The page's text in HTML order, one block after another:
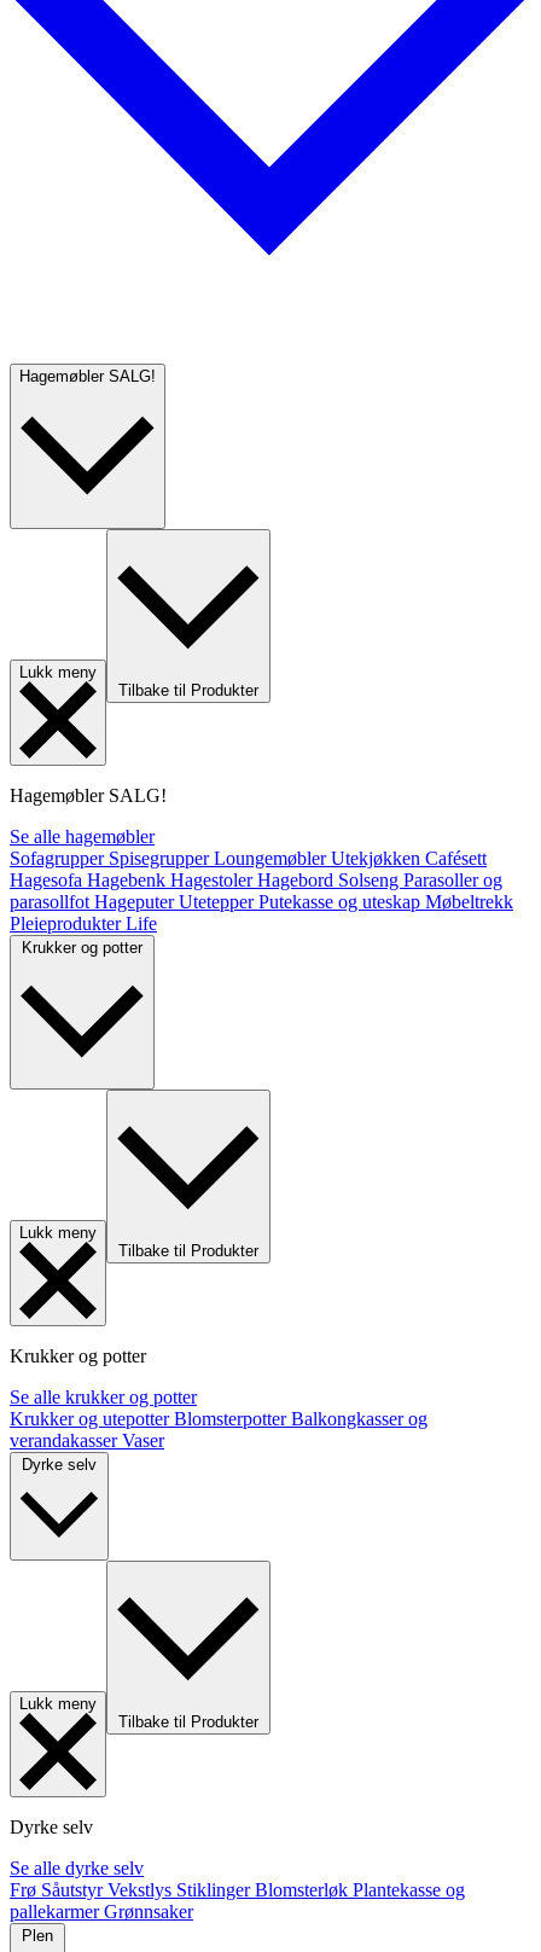
Hagemøbler SALG!
Lukk meny
Tilbake til Produkter
Hagemøbler SALG!
Se alle hagemøbler
Sofagrupper SpisegrupperLoungemøblerUtekjøkken Cafésett
Hagesofa Hagebenk HagestolerHagebord Solseng Parasoller og
parasollfot HageputerUtetepperPutekasse og uteskap Møbeltrekk
PleieprodukterLife
Krukker og potter
Lukk meny
Tilbake til Produkter
Krukker og potter
Se alle krukker og potter
Krukker og utepotterBlomsterpotterBalkongkasser og
verandakasserVaser
Lukk meny
Tilbake til Produkter
Dyrke selv
Se alle dyrke selv
Frø SåutstyrVekstlys StiklingerBlomsterløk Plantekasse og
pallekarmerGrønnsaker